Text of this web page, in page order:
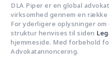
DLA Piper er en global
virksomhed gennem en
For yderligere oplysninger
struktur henvises til siden
hjemmeside. Med forbehold
Advokatannoncering.